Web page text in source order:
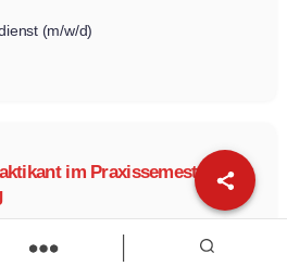
(m/w/d)
im Praxissemester
im Praxissemester (m/w/d) im